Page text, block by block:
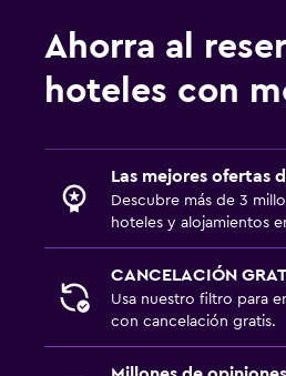
Espacio de almacenamiento
Servicios y facilidades
Instalaciones para reuniones
Servicio de habitaciones
Check-out exprés
Check-in/check-out privado
Actividades
Ahorra al
hoteles con
Las mejores ofertas
Descubre más de 3
hoteles y alojamientos
CANCELACIÓN
Usa nuestro filtro para
con cancelación gratis.